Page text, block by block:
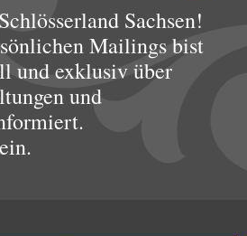
Sachsen!
Mailings bist
und exklusiv über
und